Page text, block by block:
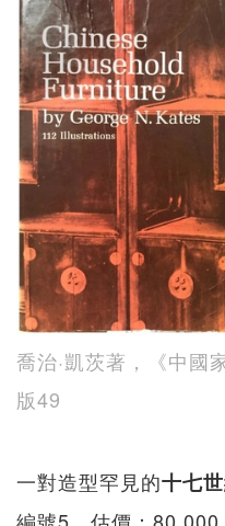
喬治·凱茨著，《中國
版49
一對造型罕見的十七